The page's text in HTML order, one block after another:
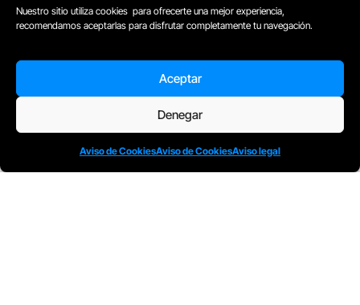
Nuestro sitio utiliza cookies para ofrecerte una mejor experiencia,
recomendamos aceptarlas para disfrutar completamente tu navegación.
Aceptar
Denegar
Aviso de CookiesAviso de CookiesAviso legal
DPlaça Merçè 8. 1º 1ª (08002) Barcelona, España
M+34611741829